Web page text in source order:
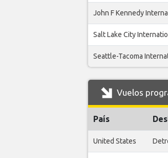
John F Kennedy
Salt Lake City
Seattle-Tacoma
Vuelos
País
United States